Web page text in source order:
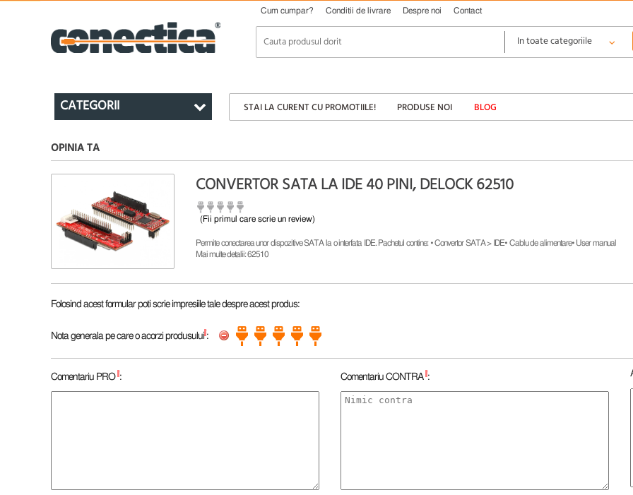
Cum cumpar? Conditii de livrare Despre noi Contact
CATEGORII STAI LA CURENT CU PROMOTIILE! PRODUSE NOI BLOG
OPINIA TA
CONVERTOR SATA LA IDE 40 PINI, DELOCK 62510
(Fii primul care scrie un review)
Permite conectarea unor dispozitive SATA la o interfata IDE. Pachetul contine: • Convertor SATA > IDE• Cablu de alimentare• User manual
Mai multe detalii: 62510
Folosind acest formular poti scrie impresiile tale despre acest produs:
Nota generala pe care o acorzi produsului :
Comentariu PRO : Comentariu CONTRA :